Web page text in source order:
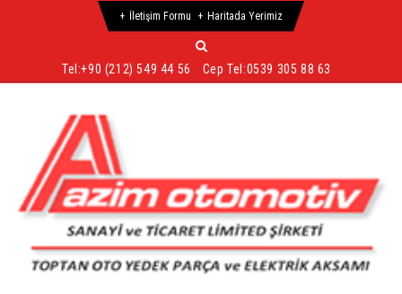
Tel:+90 (212) 549 44 56 Cep Tel:0539 305 88 63
İletişim Formu Haritada Yerimiz